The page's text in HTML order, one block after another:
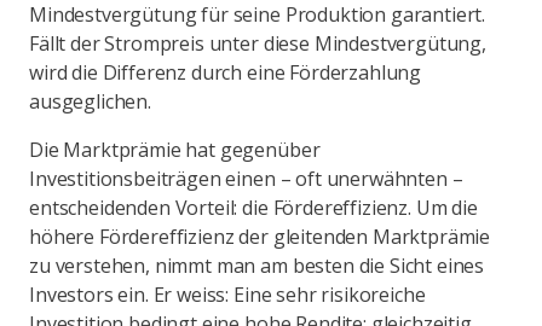
Mindestvergütung für seine Produktion garantiert.
Fällt der Strompreis unter diese Mindestvergütung,
wird die Differenz durch eine Förderzahlung
ausgeglichen.
Die Marktprämie hat gegenüber
Investitionsbeiträgen einen – oft unerwähnten –
entscheidenden Vorteil: die Fördereffizienz. Um die
höhere Fördereffizienz der gleitenden Marktprämie
zu verstehen, nimmt man am besten die Sicht eines
Investors ein. Er weiss: Eine sehr risikoreiche